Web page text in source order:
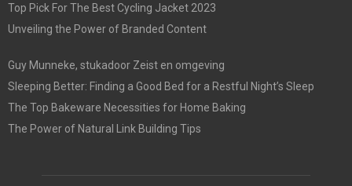
Top Pick For The Best Cycling Jacket 2023
Unveiling the Power of Branded Content
Guy Munneke, stukadoor Zeist en omgeving
Sleeping Better: Finding a Good Bed for a Restful Night’s Sleep
The Top Bakeware Necessities for Home Baking
The Power of Natural Link Building Tips